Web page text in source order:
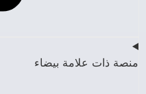
منصة ذات علامة بيضاء